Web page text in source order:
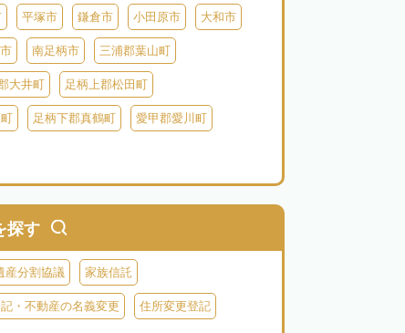
平塚市 鎌倉市 小田原市 大和市
南足柄市 三浦郡葉山町
大井町 足柄上郡松田町
足柄下郡真鶴町 愛甲郡愛川町
探す
産分割協議 家族信託
・不動産の名義変更 住所変更登記